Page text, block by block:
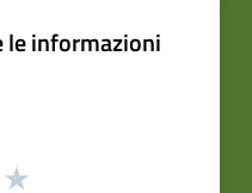
le informazioni